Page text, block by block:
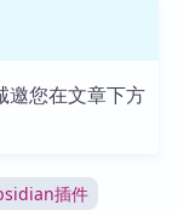
邀您在文章下方
插件